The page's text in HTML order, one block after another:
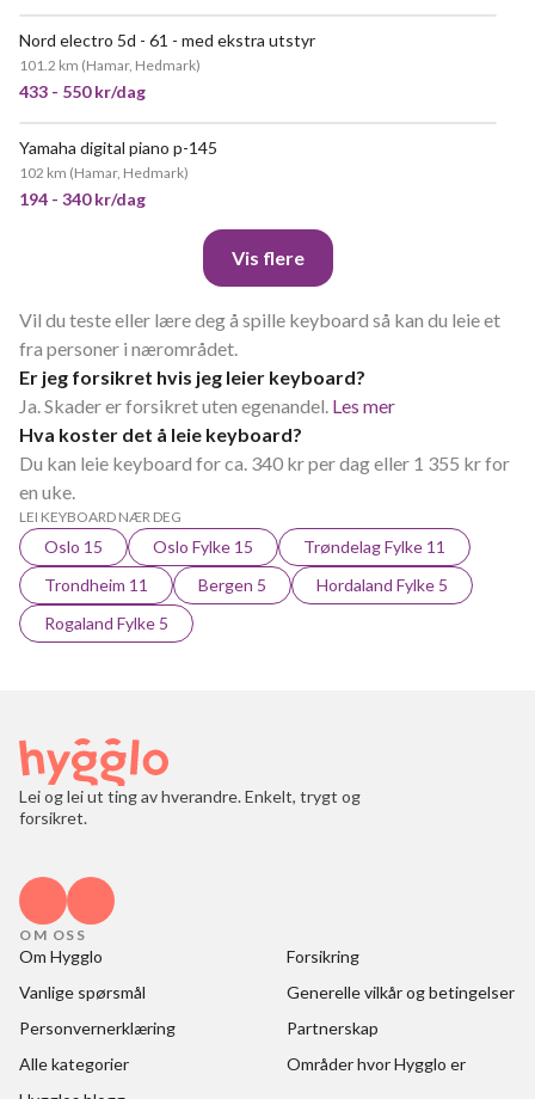
Nord electro 5d - 61 - med ekstra utstyr
101.2 km (Hamar, Hedmark)
433 - 550 kr/dag
Yamaha digital piano p-145
102 km (Hamar, Hedmark)
194 - 340 kr/dag
Vis flere
Vil du teste eller lære deg å spille keyboard så kan du leie et
fra personer i nærområdet.
Er jeg forsikret hvis jeg leier keyboard?
Ja. Skader er forsikret uten egenandel. Les mer
Hva koster det å leie keyboard?
Du kan leie keyboard for ca. 340 kr per dag eller 1 355 kr for
en uke.
LEI KEYBOARD NÆR DEG
Oslo 15 Oslo Fylke 15
Trøndelag Fylke 11
Trondheim 11
Bergen 5
Hordaland Fylke 5
Rogaland Fylke 5
Lei og lei ut ting av hverandre. Enkelt, trygt og
forsikret.
OM OSS
Om Hygglo
Forsikring
Vanlige spørsmål
Generelle vilkår og betingelser
Personvernerklæring
Partnerskap
Alle kategorier
Områder hvor Hygglo er